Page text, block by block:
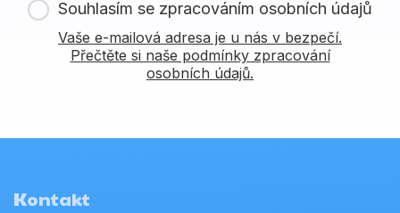
Souhlasím se zpracováním osobních údajů
Vaše e-mailová adresa je u nás v bezpečí.
Přečtěte si naše podmínky zpracování
osobních údajů.
Kontakt